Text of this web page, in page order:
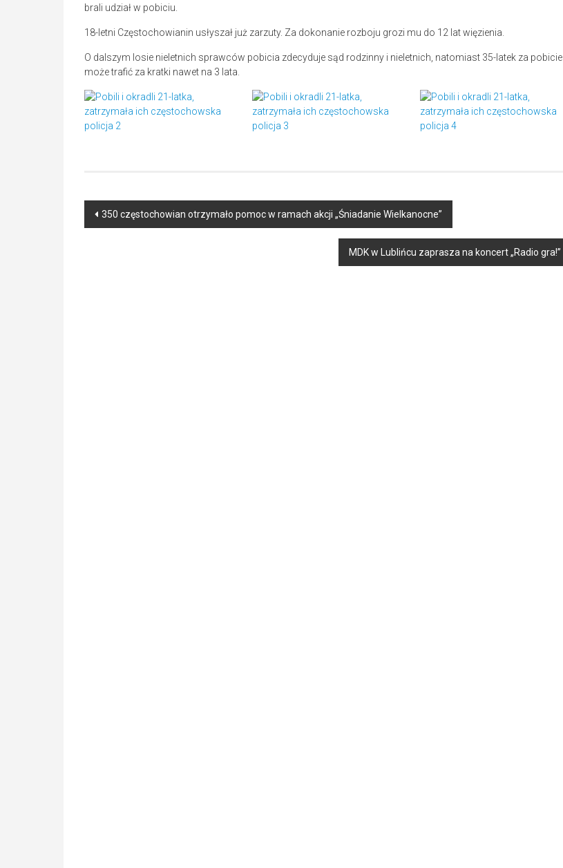
brali udział w pobiciu.
18-letni Częstochowianin usłyszał już zarzuty. Za dokonanie rozboju grozi mu do 12 lat więzienia.
O dalszym losie nieletnich sprawców pobicia zdecyduje sąd rodzinny i nieletnich, natomiast 35-latek za pobicie
może trafić za kratki nawet na 3 lata.
Post
350 częstochowian otrzymało pomoc w ramach akcji „Śniadanie Wielkanocne”
MDK w Lublińcu zaprasza na koncert „Radio gra!”